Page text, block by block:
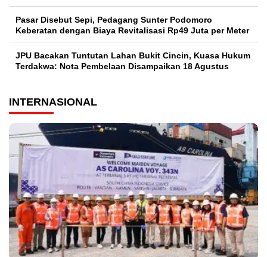
Pasar Disebut Sepi, Pedagang Sunter Podomoro
Keberatan dengan Biaya Revitalisasi Rp49 Juta per Meter
JPU Bacakan Tuntutan Lahan Bukit Cincin, Kuasa Hukum
Terdakwa: Nota Pembelaan Disampaikan 18 Agustus
INTERNASIONAL